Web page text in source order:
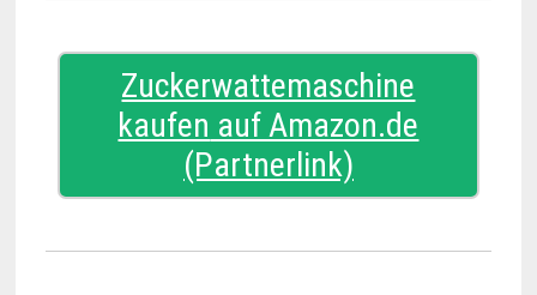
Zuckerwattemaschine
kaufen